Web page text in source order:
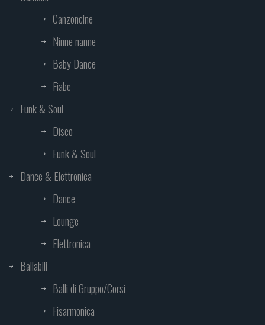
Canzoncine
Ninne nanne
Baby Dance
Fiabe
Funk & Soul
Disco
Funk & Soul
Dance & Elettronica
Dance
Lounge
Elettronica
Ballabili
Balli di Gruppo/Corsi
Fisarmonica